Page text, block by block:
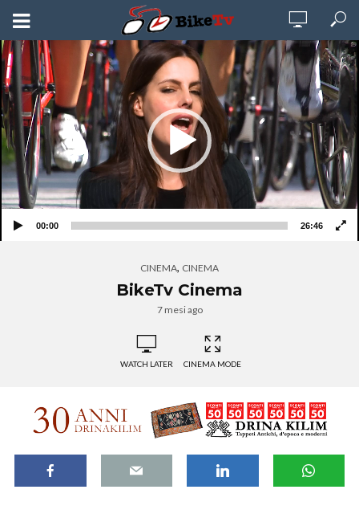
Video
Player
00:00 26:46
CINEMA, CINEMA
BikeTv Cinema
7 mesi ago
WATCH LATER CINEMA MODE